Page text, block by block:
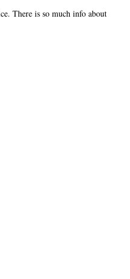
There is so much info about